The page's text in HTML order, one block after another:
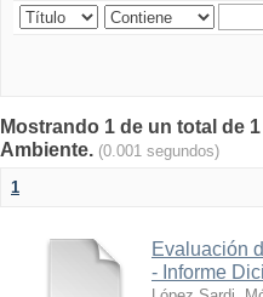
Mostrando 1 de un total de
Ambiente. (0.001 segundos)
1
Evaluación
- Informe